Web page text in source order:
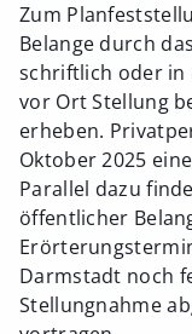
Zum
Belange durch
schriftlich oder in
vor Ort Stellung
erheben.
Oktober 2025
Parallel dazu
öffentlicher
Darmstadt noch
Stellungnahme